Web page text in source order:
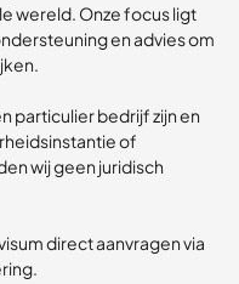
wereld. Onze focus ligt
en advies om
particulier bedrijf zijn en
of
wij geen juridisch
direct aanvragen via